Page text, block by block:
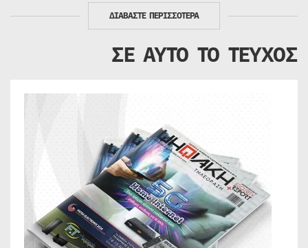
ΔΙΑΒΑΣΤΕ ΠΕΡΙΣΣΟΤΕΡΑ
ΣΕ ΑΥΤΟ ΤΟ ΤΕΥΧΟΣ